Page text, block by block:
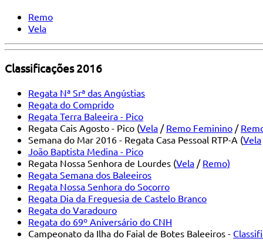
Remo
Vela
Classificações 2016
Regata Nª Srª das Angústias
Regata do Comprido
Regata Terra Baleeira - Pico
Regata Cais Agosto - Pico (Vela / Remo Feminino /
Semana do Mar 2016 - Regata Casa Pessoal RTP-A (Vela
João Baptista Medina - Pico
Regata Nossa Senhora de Lourdes (Vela / Remo)
Regata Semana dos Baleeiros
Regata Nossa Senhora do Socorro
Regata Dia da Freguesia de Castelo Branco
Regata do Varadouro
Regata do 69º Aniversário do CNH
Campeonato da Ilha do Faial de Botes Baleeiros -